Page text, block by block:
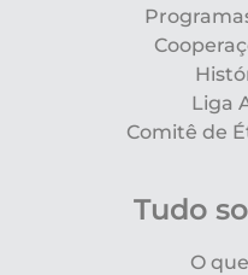
Liga
Comitê de
Tudo
O